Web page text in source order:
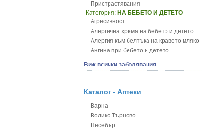
Пристрастявания
Категория: НА БЕБЕТО И ДЕТЕТО
Агресивност
Алергична хрема на бебето и детето
Алергия към белтъка на кравето мляко
Ангина при бебето и детето
Анемия при бебето и детето
Апетит - пълни деца
Безапетитие при бебето и детето
Бронхит и пневмония при деца
Варицела
Висока температура на бебето и детето
Виж всички заболявания
Каталог - Аптеки
Варна
Велико Търново
Несебър